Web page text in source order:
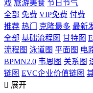
戏 旅游美食 节日节气
全部 免费 VIP免费 付费
推荐 热门 克隆最多 最新
全部 基础流程图 甘特图
流程图 泳道图 平面图 电
BPMN2.0 韦恩图 关系图
链图 EVC企业价值链图
 展开